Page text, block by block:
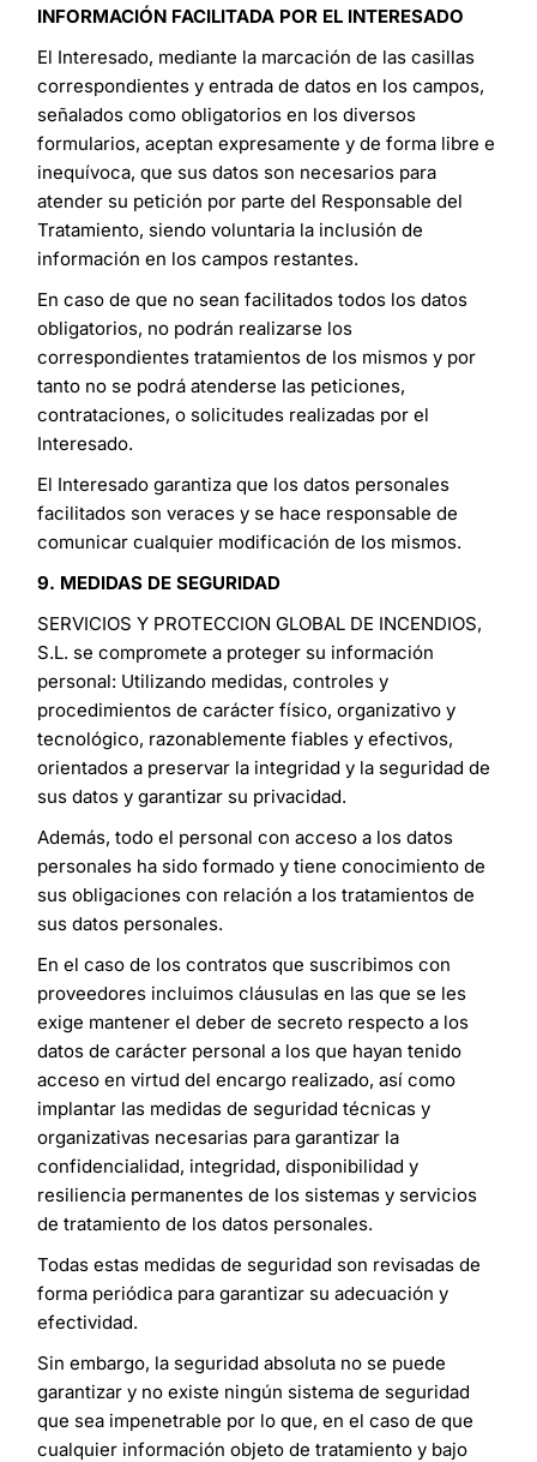
INFORMACIÓN FACILITADA POR EL INTERESADO
El Interesado, mediante la marcación de las casillas
correspondientes y entrada de datos en los campos,
señalados como obligatorios en los diversos
formularios, aceptan expresamente y de forma libre e
inequívoca, que sus datos son necesarios para
atender su petición por parte del Responsable del
Tratamiento, siendo voluntaria la inclusión de
información en los campos restantes.
En caso de que no sean facilitados todos los datos
obligatorios, no podrán realizarse los
correspondientes tratamientos de los mismos y por
tanto no se podrá atenderse las peticiones,
contrataciones, o solicitudes realizadas por el
Interesado.
El Interesado garantiza que los datos personales
facilitados son veraces y se hace responsable de
comunicar cualquier modificación de los mismos.
9. MEDIDAS DE SEGURIDAD
SERVICIOS Y PROTECCION GLOBAL DE INCENDIOS,
S.L. se compromete a proteger su información
personal: Utilizando medidas, controles y
procedimientos de carácter físico, organizativo y
tecnológico, razonablemente fiables y efectivos,
orientados a preservar la integridad y la seguridad de
sus datos y garantizar su privacidad.
Además, todo el personal con acceso a los datos
personales ha sido formado y tiene conocimiento de
sus obligaciones con relación a los tratamientos de
sus datos personales.
En el caso de los contratos que suscribimos con
proveedores incluimos cláusulas en las que se les
exige mantener el deber de secreto respecto a los
datos de carácter personal a los que hayan tenido
acceso en virtud del encargo realizado, así como
implantar las medidas de seguridad técnicas y
organizativas necesarias para garantizar la
confidencialidad, integridad, disponibilidad y
resiliencia permanentes de los sistemas y servicios
de tratamiento de los datos personales.
Todas estas medidas de seguridad son revisadas de
forma periódica para garantizar su adecuación y
efectividad.
Sin embargo, la seguridad absoluta no se puede
garantizar y no existe ningún sistema de seguridad
que sea impenetrable por lo que, en el caso de que
cualquier información objeto de tratamiento y bajo